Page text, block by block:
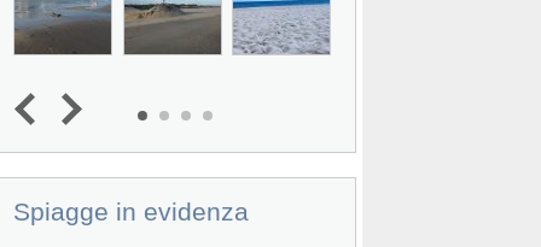
Spiagge in evidenza